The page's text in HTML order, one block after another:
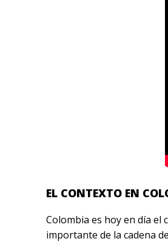
EL CONTEXTO EN
Colombia es hoy en día
importante de la cadena